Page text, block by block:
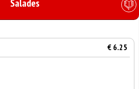
Salades
€ 6.25